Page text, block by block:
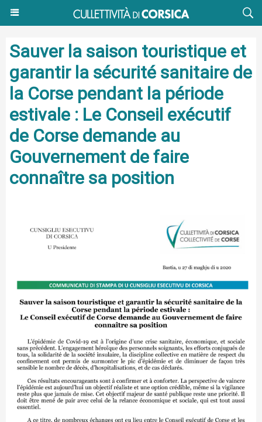
Sauver la saison touristique et
garantir la sécurité sanitaire de
la Corse pendant la période
estivale : Le Conseil exécutif
de Corse demande au
Gouvernement de faire
connaître sa position